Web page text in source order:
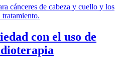
cánceres de cabeza y cuello y los
tratamiento.
con el uso de